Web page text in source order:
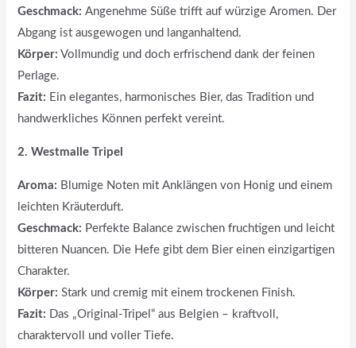
Geschmack: Angenehme Süße trifft auf würzige Aromen. Der
Abgang ist ausgewogen und langanhaltend.
Körper: Vollmundig und doch erfrischend dank der feinen
Perlage.
Fazit: Ein elegantes, harmonisches Bier, das Tradition und
handwerkliches Können perfekt vereint.
2. Westmalle Tripel
Aroma: Blumige Noten mit Anklängen von Honig und einem
leichten Kräuterduft.
Geschmack: Perfekte Balance zwischen fruchtigen und leicht
bitteren Nuancen. Die Hefe gibt dem Bier einen einzigartigen
Charakter.
Körper: Stark und cremig mit einem trockenen Finish.
Fazit: Das „Original-Tripel“ aus Belgien – kraftvoll,
charaktervoll und voller Tiefe.